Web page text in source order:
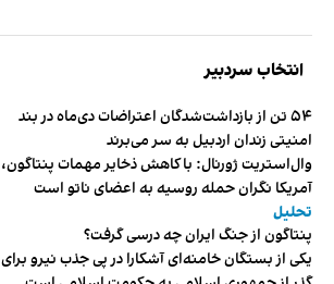
انتخاب سردبیر
۵۴ تن از بازداشت‌شدگان اعتراضات دی‌ماه در بند
امنیتی زندان اردبیل به سر می‌برند
وال‌استریت ژورنال: با کاهش ذخایر مهمات پنتاگون،
آمریکا نگران حمله روسیه به اعضای ناتو‌ است
تحلیل
پنتاگون از جنگ ایران چه درسی گرفت؟
یکی از بستگان خامنه‌ای آشکارا در پی جذب نیرو برای